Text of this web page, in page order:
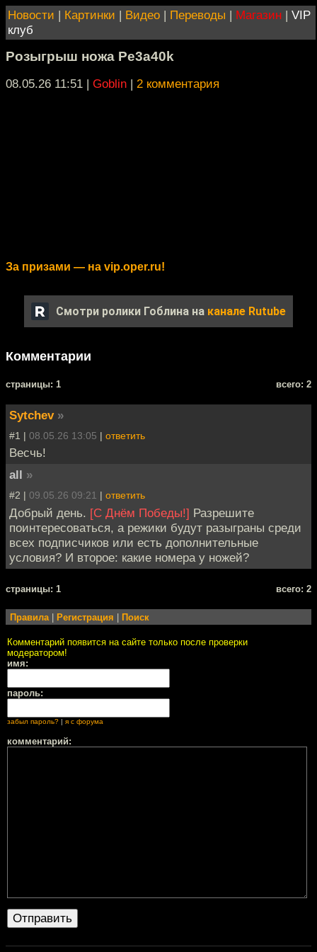
Новости | Картинки | Видео | Переводы | Магазин | VIP
клуб
Розыгрыш ножа Pe3a40k
08.05.26 11:51 | Goblin | 2 комментария
За призами — на vip.oper.ru!
Смотри ролики Гоблина на канале Rutube
Комментарии
cтраницы: 1 всего: 2
Sytchev »
#1 | 08.05.26 13:05 | ответить
Весчь!
all »
#2 | 09.05.26 09:21 | ответить
Добрый день. [С Днём Победы!] Разрешите
поинтересоваться, а режики будут разыграны среди
всех подписчиков или есть дополнительные
условия? И второе: какие номера у ножей?
cтраницы: 1 всего: 2
Правила | Регистрация | Поиск
Комментарий появится на сайте только после проверки
модератором!
имя:
пароль:
забыл пароль? | я с форума
комментарий: